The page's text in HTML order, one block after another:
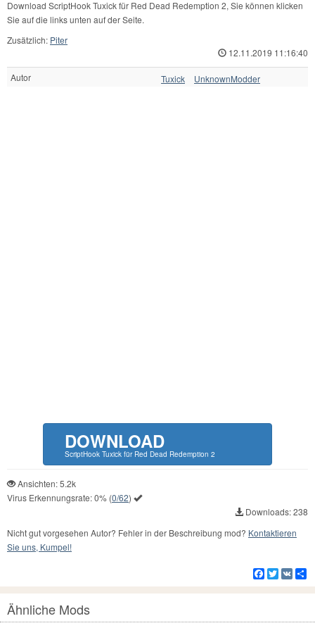
Download ScriptHook Tuxick für Red Dead Redemption 2, Sie können klicken
Sie auf die links unten auf der Seite.
Zusätzlich: Piter
12.11.2019 11:16:40
Autor Tuxick UnknownModder
DOWNLOAD
ScriptHook Tuxick für Red Dead Redemption 2
Ansichten: 5.2k
Virus Erkennungsrate:0% (0/62)
Downloads: 238
Nicht gut vorgesehen Autor? Fehler in der Beschreibung mod? Kontaktieren
Sie uns, Kumpel!
Facebook
Twitter
VK
Ähnliche Mods